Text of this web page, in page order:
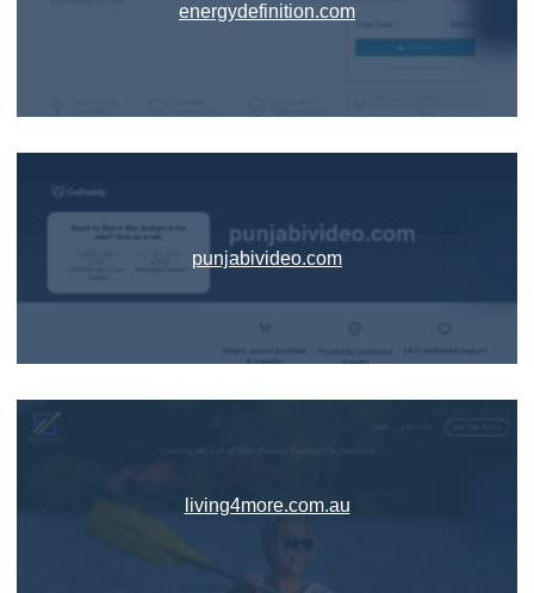
energydefinition.com
punjabivideo.com
living4more.com.au